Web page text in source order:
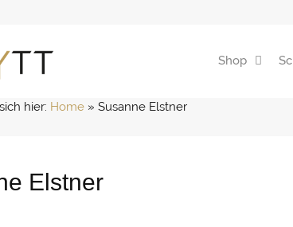
Shop
hier: Home » Susanne Elstner
Elstner